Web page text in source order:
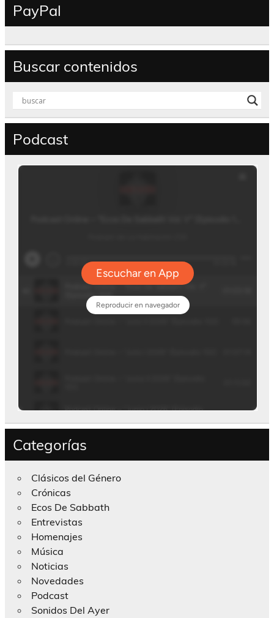
PayPal
Buscar contenidos
Podcast
Categorías
Clásicos del Género
Crónicas
Ecos De Sabbath
Entrevistas
Homenajes
Música
Noticias
Novedades
Podcast
Sonidos Del Ayer